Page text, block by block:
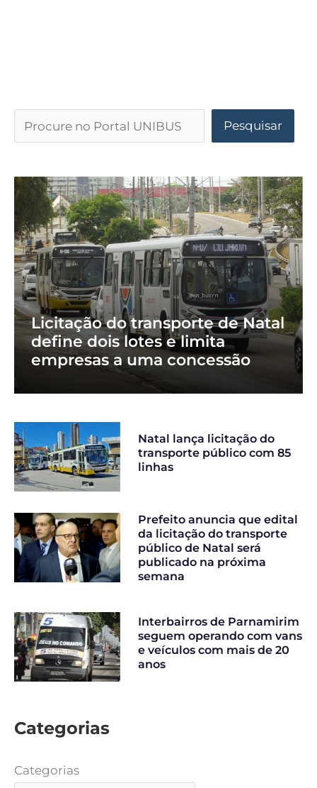
Pesquisar
Licitação do transporte de Natal
define dois lotes e limita
empresas a uma concessão
Natal lança licitação do
transporte público com 85
linhas
Prefeito anuncia que edital
da licitação do transporte
público de Natal será
publicado na próxima
semana
Interbairros de Parnamirim
seguem operando com vans
e veículos com mais de 20
anos
Categorias
Categorias